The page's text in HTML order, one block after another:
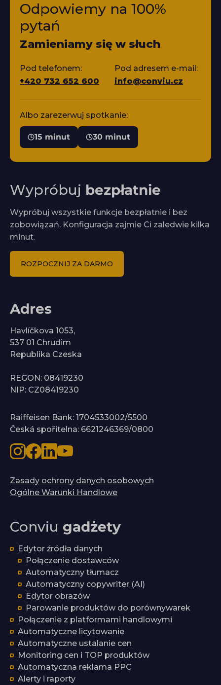
Odpowiemy na 100%
pytań
Zamieniamy się w słuch
Pod telefonem:
+420 732 652 600
Pod adresem e-mail:
info@conviu.cz
Albo zarezerwuj spotkanie:
15 minut 30 minut
Wypróbuj bezpłatnie
Wypróbuj wszystkie funkcje bezpłatnie i bez
zobowiązań. Konfiguracja zajmie Ci zaledwie kilka
minut.
ROZPOCZNIJ ZA DARMO
Adres
Havlíčkova 1053,
537 01 Chrudim
Republika Czeska
REGON: 08419230
NIP: CZ08419230
Raiffeisen Bank: 1704533002/5500
Česká spořitelna: 6621246369/0800
Zasady ochrony danych osobowych
Ogólne Warunki Handlowe
Conviu gadżety
Edytor źródła danych
Połączenie dostawców
Automatyczny tłumacz
Automatyczny copywriter (AI)
Edytor obrazów
Parowanie produktów do porównywarek
Połączenie z platformami handlowymi
Automatyczne licytowanie
Automatyczne ustalanie cen
Monitoring cen i TOP produktów
Automatyczna reklama PPC
Alerty i raporty